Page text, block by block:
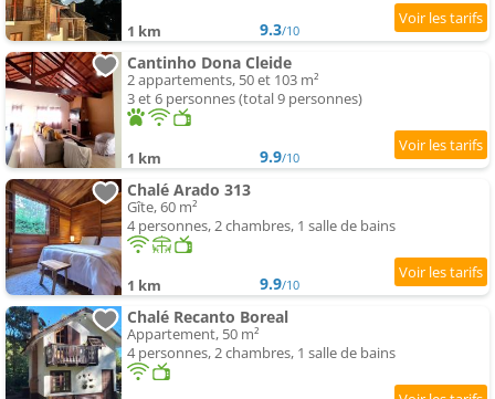
1 km 9.3/10
Cantinho Dona Cleide
2 appartements, 50 et 103 m²
3 et 6 personnes (total 9 personnes)
1 km 9.9/10
Chalé Arado 313
Gîte, 60 m²
4 personnes, 2 chambres, 1 salle de bains
1 km 9.9/10
Chalé Recanto Boreal
Appartement, 50 m²
4 personnes, 2 chambres, 1 salle de bains